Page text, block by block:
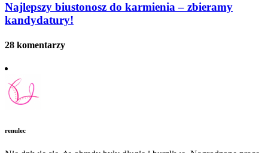
Najlepszy biustonosz do karmienia – zbieramy
kandydatury!
28 komentarzy
renulec